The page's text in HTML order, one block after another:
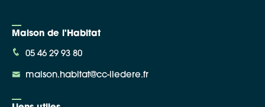
Maison de l'Habitat
05 46 29 93 80
maison.habitat@cc-iledere.fr